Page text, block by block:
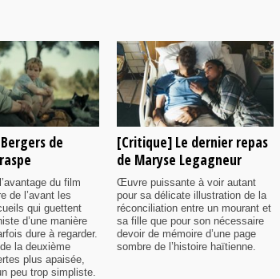
de
du film
de l’avant les
qui guettent
d’une manière
dure à regarder.
la deuxième
plus apaisée,
peu trop simpliste.
[Critique] Le dernier repas
de Maryse Legagneur
Œuvre puissante à voir autant
pour sa délicate illustration de la
réconciliation entre un mourant et
sa fille que pour son nécessaire
devoir de mémoire d’une page
sombre de l’histoire haïtienne.